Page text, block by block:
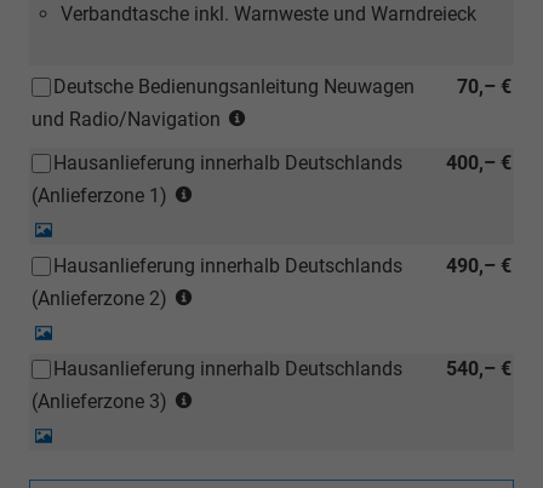
Verbandtasche inkl. Warnweste und Warndreieck
70,– €
Deutsche Bedienungsanleitung Neuwagen
und Radio/Navigation
auch
Händler
400,– €
Hausanlieferung innerhalb Deutschlands
(Anlieferzone 1)
(ausgenommen
490,– €
Hausanlieferung innerhalb Deutschlands
(Anlieferzone 2)
(ausgenommen
540,– €
Hausanlieferung innerhalb Deutschlands
(Anlieferzone 3)
(ausgenommen